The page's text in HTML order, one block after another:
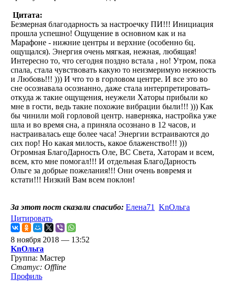
Цитата:
Безмерная благодарность за настроечку ПИ!!! Инициация
прошла успешно! Ощущение в основном как и на
Марафоне - нижние центры и верхние (особенно 6ц.
ощущался). Энергия очень мягкая, нежная, любящая!
Интересно то, что сегодня поздно встала , но! Утром, пока
спала, стала чувствовать какую то неизмеримую нежность
и Любовь!!! ))) И что то в горловом центре. И все это во
сне осознавала осознанно, даже стала интерпретировать-
откуда ж такие ощущения, неужели Хаторы прибыли ко
мне в гости, ведь такие похожие вибрации были!!! ))) Как
бы чинили мой горловой центр. наверняка, настройка уже
шла и во время сна, а приняла осознано в 12 часов, и
настраивалась еще более часа! Энергии встраиваются до
сих пор! Но какая милость, какое блаженство!!! )))
Огромная БлагоДарность Оле, ВС Света, Хаторам и всем,
всем, кто мне помогал!!! И отдельная БлагоДарность
Ольге за добрые пожелания!!! Они очень вовремя и
кстати!!! Низкий Вам всем поклон!
За этот пост сказали спасибо: Елена71
KnОльга
Цитировать
8 ноября 2018 — 13:52
KnОльга
Группа: Мастер
Статус: Offline
Профиль